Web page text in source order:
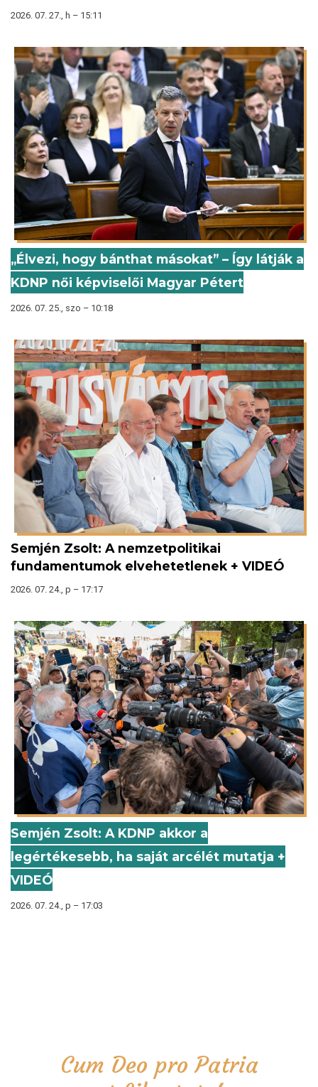
2026. 07. 27., h – 15:11
„Élvezi, hogy bánthat másokat” – Így látják a
KDNP női képviselői Magyar Pétert
2026. 07. 25., szo – 10:18
Semjén Zsolt: A nemzetpolitikai
fundamentumok elvehetetlenek + VIDEÓ
2026. 07. 24., p – 17:17
Semjén Zsolt: A KDNP akkor a
legértékesebb, ha saját arcélét mutatja +
VIDEÓ
2026. 07. 24., p – 17:03
Cum Deo pro Patria